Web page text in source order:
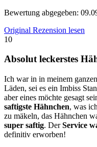
Bewertung abgegeben:
Original Rezension lesen
10
Absolut leckerstes
Ich war in in meinem
Läden, sei es ein Imbiss
aber eines möchte gesagt
saftigste Hähnchen, was
zu mäkeln, das Hähnchen
super saftig. DerService
definitiv erworben!